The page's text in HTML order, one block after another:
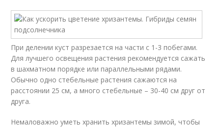
При делении куст разрезается на части с 1-3 побегами.
Для лучшего освещения растения рекомендуется сажать
в шахматном порядке или параллельными рядами.
Обычно одно стебельные растения сажаются на
расстоянии 25 см, а много стебельные – 30-40 см друг от
друга.
Немаловажно уметь хранить хризантемы зимой, чтобы